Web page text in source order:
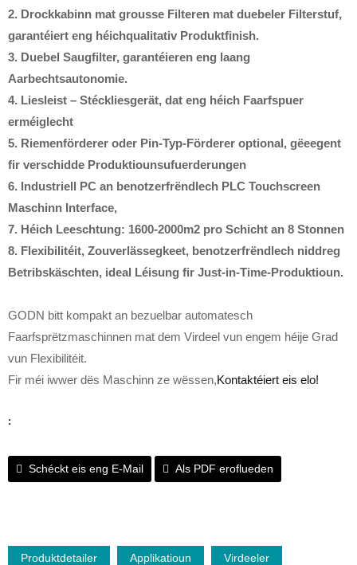
2. Drockkabinn mat grousse Filteren mat duebeler Filterstuf,
garantéiert eng héichqualitativ Produktfinish.
3. Duebel Saugfilter, garantéieren eng laang
Aarbechtsautonomie.
4. Liesleist – Stéckliesgerät, dat eng héich Faarfspuer
erméiglecht
5. Riemenförderer oder Pin-Typ-Förderer optional, gëeegent
fir verschidde Produktiounsufuerderungen
6. Industriell PC an benotzerfrëndlech PLC Touchscreen
Maschinn Interface,
7. Héich Leeschtung: 1600-2000m2 pro Schicht an 8 Stonnen
8. Flexibilitéit, Zouverlässegkeet, benotzerfrëndlech niddreg
Betribskäschten, ideal Léisung fir Just-in-Time-Produktioun.
GODN bitt kompakt an bezuelbar automatesch
Faarfsprëtzmaschinnen mat dem Virdeel vun engem héije Grad
vun Flexibilitéit.
Fir méi iwwer dës Maschinn ze wëssen,Kontaktéiert eis elo!
:
Schéckt eis eng E-Mail Als PDF eroflueden
Produktdetailer Applikatioun
Virdeeler